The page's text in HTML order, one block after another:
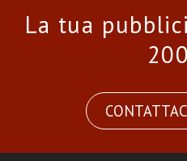
La tua